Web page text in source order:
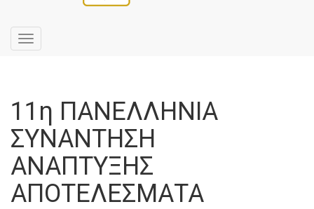
Toggle
navigation
11η ΠΑΝΕΛΛΗΝΙΑ
ΣΥΝΑΝΤΗΣΗ
ΑΝΑΠΤΥΞΗΣ
ΑΠΟΤΕΛΕΣΜΑΤΑ